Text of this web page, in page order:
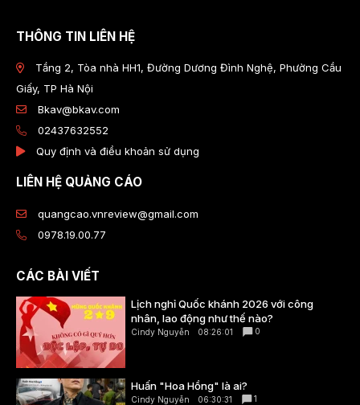
THÔNG TIN LIÊN HỆ
Tầng 2, Tòa nhà HH1, Đường Dương Đình Nghệ, Phường Cầu
Giấy, TP Hà Nội
Bkav@bkav.com
02437632552
Quy định và điều khoản sử dụng
LIÊN HỆ QUẢNG CÁO
quangcao.vnreview@gmail.com
0978.19.00.77
CÁC BÀI VIẾT
Lịch nghỉ Quốc khánh 2026 với công
nhân, lao động như thế nào?
Cindy Nguyễn 08:26:01 0
Huấn "Hoa Hồng" là ai?
Cindy Nguyễn 06:30:31 1